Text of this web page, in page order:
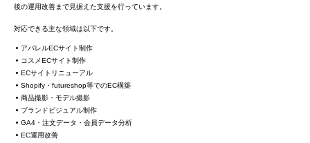
後の運用改善まで見据えた支援を行っています。
対応できる主な領域は以下です。
アパレルECサイト制作
コスメECサイト制作
ECサイトリニューアル
Shopify・futureshop等でのEC構築
商品撮影・モデル撮影
ブランドビジュアル制作
GA4・注文データ・会員データ分析
EC運用改善